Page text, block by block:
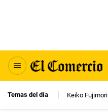
Temas del día Keiko Fujimori